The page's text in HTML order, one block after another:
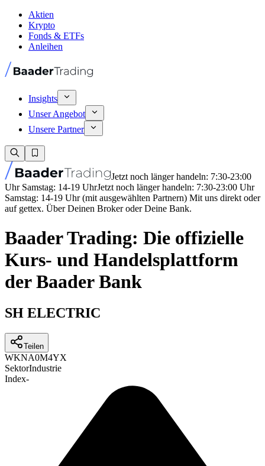
Aktien
Krypto
Fonds & ETFs
Anleihen
Insights
Unser Angebot
Unsere Partner
Jetzt noch länger handeln: 7:30-23:00
Uhr Samstag: 14-19 UhrJetzt noch länger handeln: 7:30-23:00 Uhr
Samstag: 14-19 Uhr (mit ausgewählten Partnern) Mit uns direkt oder
auf gettex. Über Deinen Broker oder Deine Bank.
Baader Trading: Die offizielle
Kurs- und Handelsplattform
der Baader Bank
SH ELECTRIC
Teilen
WKNA0M4YX
SektorIndustrie
Index-